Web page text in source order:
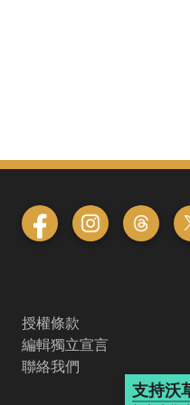
授權條款
編輯獨立宣言
聯絡我們
支持沃